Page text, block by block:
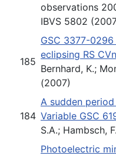
observations
IBVS 5802
185
GSC 3377-
eclipsing RS
Bernhard, K.;
(2007)
184
A sudden
Variable GSC
S.A.; Hambsch,
Photoelectric